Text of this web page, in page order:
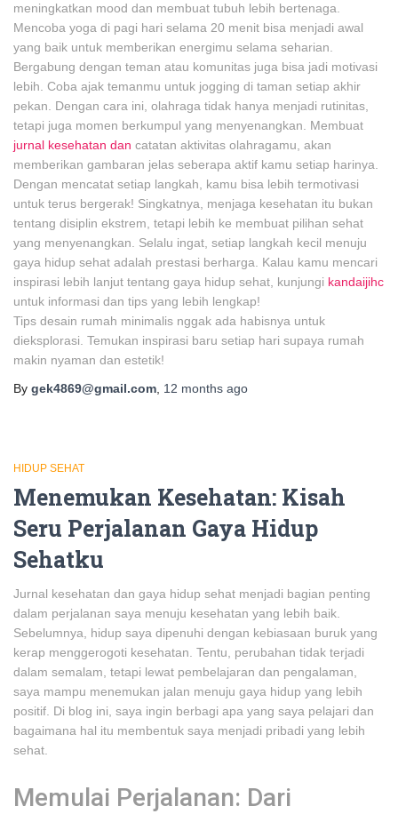
meningkatkan mood dan membuat tubuh lebih bertenaga.
Mencoba yoga di pagi hari selama 20 menit bisa menjadi awal
yang baik untuk memberikan energimu selama seharian.
Bergabung dengan teman atau komunitas juga bisa jadi motivasi
lebih. Coba ajak temanmu untuk jogging di taman setiap akhir
pekan. Dengan cara ini, olahraga tidak hanya menjadi rutinitas,
tetapi juga momen berkumpul yang menyenangkan. Membuat
jurnal kesehatan dan catatan aktivitas olahragamu, akan
memberikan gambaran jelas seberapa aktif kamu setiap harinya.
Dengan mencatat setiap langkah, kamu bisa lebih termotivasi
untuk terus bergerak! Singkatnya, menjaga kesehatan itu bukan
tentang disiplin ekstrem, tetapi lebih ke membuat pilihan sehat
yang menyenangkan. Selalu ingat, setiap langkah kecil menuju
gaya hidup sehat adalah prestasi berharga. Kalau kamu mencari
inspirasi lebih lanjut tentang gaya hidup sehat, kunjungi kandaijihc
untuk informasi dan tips yang lebih lengkap!
Tips desain rumah minimalis nggak ada habisnya untuk
dieksplorasi. Temukan inspirasi baru setiap hari supaya rumah
makin nyaman dan estetik!
By gek4869@gmail.com 12 months ago
HIDUP SEHAT
Menemukan Kesehatan: Kisah
Seru Perjalanan Gaya Hidup
Sehatku
Jurnal kesehatan dan gaya hidup sehat menjadi bagian penting
dalam perjalanan saya menuju kesehatan yang lebih baik.
Sebelumnya, hidup saya dipenuhi dengan kebiasaan buruk yang
kerap menggerogoti kesehatan. Tentu, perubahan tidak terjadi
dalam semalam, tetapi lewat pembelajaran dan pengalaman,
saya mampu menemukan jalan menuju gaya hidup yang lebih
positif. Di blog ini, saya ingin berbagi apa yang saya pelajari dan
bagaimana hal itu membentuk saya menjadi pribadi yang lebih
sehat.
Memulai Perjalanan: Dari